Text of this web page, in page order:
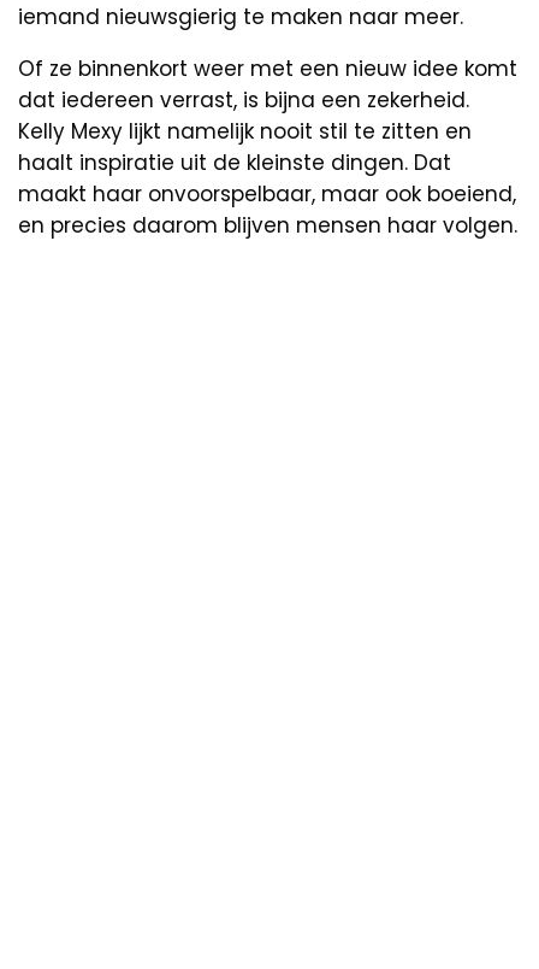
iemand nieuwsgierig te maken naar meer.
Of ze binnenkort weer met een nieuw idee komt
dat iedereen verrast, is bijna een zekerheid.
Kelly Mexy lijkt namelijk nooit stil te zitten en
haalt inspiratie uit de kleinste dingen. Dat
maakt haar onvoorspelbaar, maar ook boeiend,
en precies daarom blijven mensen haar volgen.